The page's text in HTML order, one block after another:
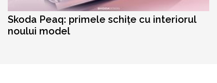
Skoda Peaq: primele schițe cu interiorul
noului model